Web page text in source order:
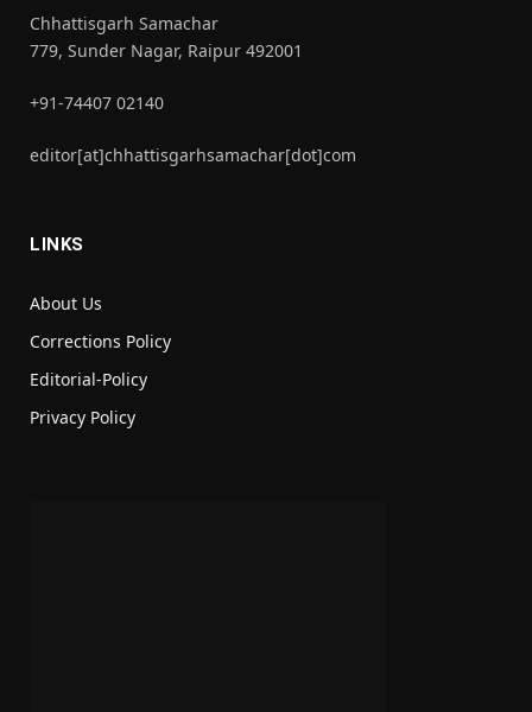
Chhattisgarh Samachar
779, Sunder Nagar, Raipur 492001
+91-74407 02140
editor[at]chhattisgarhsamachar[dot]com
LINKS
About Us
Corrections Policy
Editorial-Policy
Privacy Policy